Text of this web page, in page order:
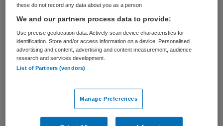
Cecile Exterkate is per 1 oktober 2012
van ggz-instelling Pro Persona. Zij volgt
hiermee Christoph Hrachovec op.
these do not record any data about you as a person
We and our partners process data to provide:
Use precise geolocation data. Actively scan device characteristics for
identification. Store and/or access information on a device. Personalised
advertising and content, advertising and content measurement, audience
research and services development.
List of Partners (vendors)
Manage Preferences